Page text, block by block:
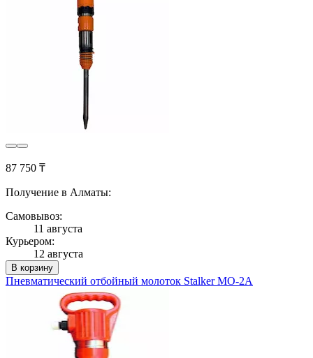
87 750 ₸
Получение в Алматы:
Самовывоз:
11 августа
Курьером:
12 августа
В корзину
Пневматический отбойный молоток Stalker МО-2А